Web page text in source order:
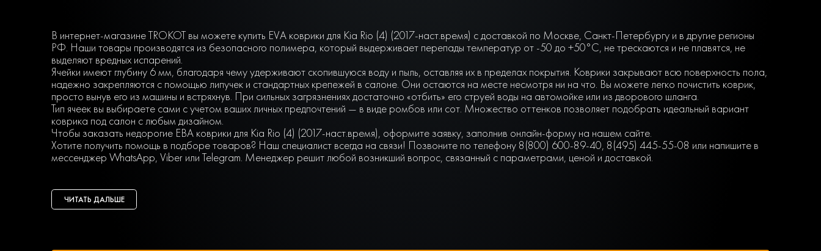
В интернет-магазине TROKOT вы можете купить EVA коврики для Kia Rio (4) (2017-наст.время) с доставкой по Москве, Санкт-Петербургу и в другие регионы
РФ. Наши товары производятся из безопасного полимера, который выдерживает перепады температур от -50 до +50°С, не трескаются и не плавятся, не
выделяют вредных испарений.
Ячейки имеют глубину 6 мм, благодаря чему удерживают скопившуюся воду и пыль, оставляя их в пределах покрытия. Коврики закрывают всю поверхность пола,
надежно закрепляются с помощью липучек и стандартных крепежей в салоне. Они остаются на месте несмотря ни на что. Вы можете легко почистить коврик,
просто вынув его из машины и встряхнув. При сильных загрязнениях достаточно «отбить» его струей воды на автомойке или из дворового шланга.
Тип ячеек вы выбираете сами с учетом ваших личных предпочтений — в виде ромбов или сот. Множество оттенков позволяет подобрать идеальный вариант
коврика под салон с любым дизайном.
Чтобы заказать недорогие ЕВА коврики для Kia Rio (4) (2017-наст.время), оформите заявку, заполнив онлайн-форму на нашем сайте.
Хотите получить помощь в подборе товаров? Наш специалист всегда на связи! Позвоните по телефону 8(800) 600-89-40, 8(495) 445-55-08 или напишите в
мессенджер WhatsApp, Viber или Telegram. Менеджер решит любой возникший вопрос, связанный с параметрами, ценой и доставкой.
ЧИТАТЬ ДАЛЬШЕ